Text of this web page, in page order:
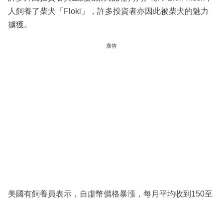
人飼養了柴犬「Floki」，許多投資者亦因此被柴犬的魅力
擄獲。
廣告
美國有飼養員表示，自虛幣價格暴漲，每月平均收到150至